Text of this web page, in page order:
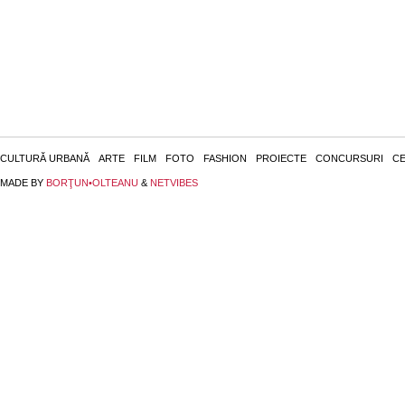
CULTURĂ URBANĂ ARTE FILM FOTO FASHION PROIECTE CONCURSURI
MADE BY BORŢUN•OLTEANU & NETVIBES